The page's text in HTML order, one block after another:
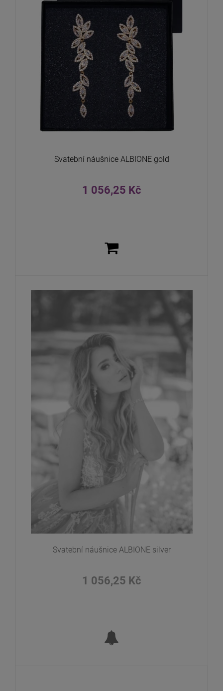
Svatební náušnice ALBIONE gold
1 056,25 Kč
Svatební náušnice ALBIONE silver
1 056,25 Kč